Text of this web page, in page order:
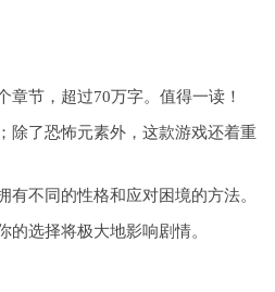
章节，超过70万字。值得一读！
除了恐怖元素外，这款游戏还着重
有不同的性格和应对困境的方法。
的选择将极大地影响剧情。